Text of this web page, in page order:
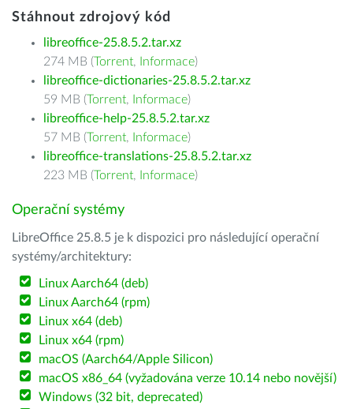
Stáhnout zdrojový kód
libreoffice-25.8.5.2.tar.xz
274 MB (Torrent, Informace)
libreoffice-dictionaries-25.8.5.2.tar.xz
59 MB (Torrent, Informace)
libreoffice-help-25.8.5.2.tar.xz
57 MB (Torrent, Informace)
libreoffice-translations-25.8.5.2.tar.xz
223 MB (Torrent, Informace)
Operační systémy
LibreOffice 25.8.5 je k dispozici pro následující operační
systémy/architektury:
Linux Aarch64 (deb)
Linux Aarch64 (rpm)
Linux x64 (deb)
Linux x64 (rpm)
macOS (Aarch64/Apple Silicon)
macOS x86_64 (vyžadována verze 10.14 nebo novější)
Windows (32 bit, deprecated)